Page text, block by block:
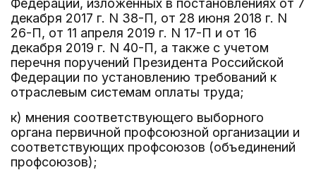
Федерации, изложенных в постановлениях от 7
декабря 2017 г. N 38-П, от 28 июня 2018 г. N
26-П, от 11 апреля 2019 г. N 17-П и от 16
декабря 2019 г. N 40-П, а также с учетом
перечня поручений Президента Российской
Федерации по установлению требований к
отраслевым системам оплаты труда;
к) мнения соответствующего выборного
органа первичной профсоюзной организации и
соответствующих профсоюзов (объединений
профсоюзов);